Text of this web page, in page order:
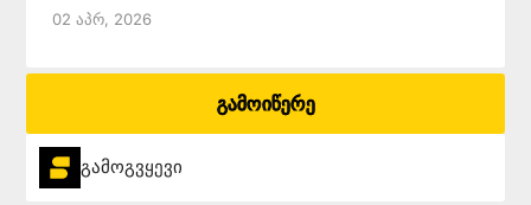
02 Აპრ, 2026
გამოიწერე
გამოგვყევი